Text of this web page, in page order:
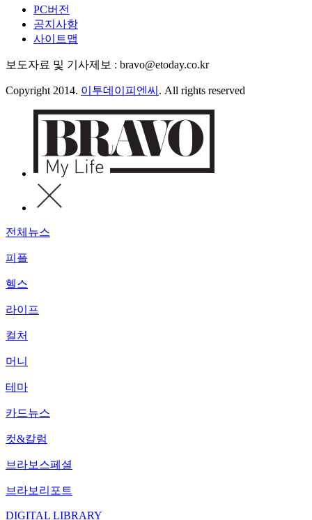
PC버전
공지사항
사이트맵
보도자료 및 기사제보 : bravo@etoday.co.kr
Copyright 2014. 이투데이피엔씨 . All rights reserved
전체뉴스
피플
헬스
라이프
컬처
머니
테마
카드뉴스
컷&칼럼
브라보스페셜
브라보리포트
DIGITAL LIBRARY